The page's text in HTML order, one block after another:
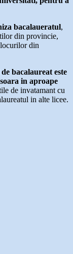
bacalaueratul,
din provincie,
din
bacalaureat este
in aproape
de invatamant cu
in alte licee.